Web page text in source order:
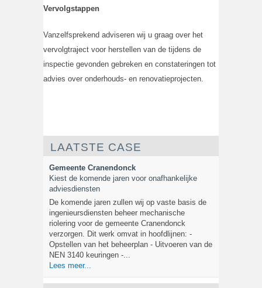
Vervolgstappen
Vanzelfsprekend adviseren wij u graag over het
vervolgtraject voor herstellen van de tijdens de
inspectie gevonden gebreken en constateringen tot
advies over onderhouds- en renovatieprojecten.
LAATSTE CASE
Gemeente Cranendonck
Kiest de komende jaren voor onafhankelijke
adviesdiensten
De komende jaren zullen wij op vaste basis de
ingenieursdiensten beheer mechanische
riolering voor de gemeente Cranendonck
verzorgen. Dit werk omvat in hoofdlijnen: -
Opstellen van het beheerplan - Uitvoeren van de
NEN 3140 keuringen -...
Lees meer...